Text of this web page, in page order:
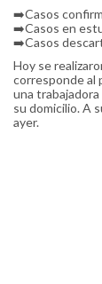
➡️Casos
➡️Casos en
➡️Casos
Hoy se
corresponde al
una
su domicilio. A
ayer.